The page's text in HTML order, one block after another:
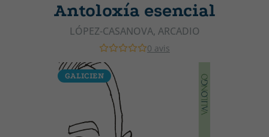
Antoloxía esencial
LÓPEZ-CASANOVA, ARCADIO
0 avis
GALICIEN